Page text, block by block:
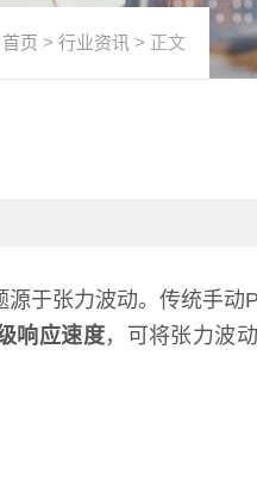
首页 > 行业资讯 > 正文
源于张力波动。传统手动
响应速度，可将张力波